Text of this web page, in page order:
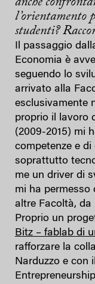
l’orientamento
studenti?
Il passaggio
Economia è
seguendo lo
arrivato alla
esclusivamente
proprio il lavoro
(2009-2015) mi
competenze e
soprattutto
me un driver di
mi ha permesso
altre Facoltà, da
Proprio un
Bitz – fablab di
rafforzare la
Narduzzo e con